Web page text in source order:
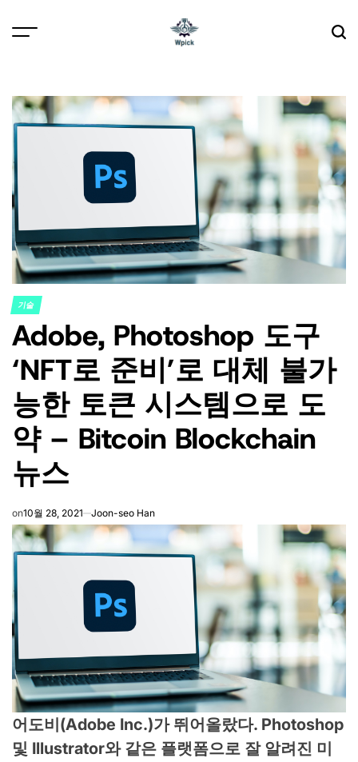
POSTED
IN
기술
Adobe, Photoshop 도구
‘NFT로 준비’로 대체 불가
능한 토큰 시스템으로 도
약 – Bitcoin Blockchain
뉴스
on10월 28, 2021 Joon-seo Han
어도비(Adobe Inc.)가 뛰어올랐다. Photoshop
및 Illustrator와 같은 플랫폼으로 잘 알려진 미